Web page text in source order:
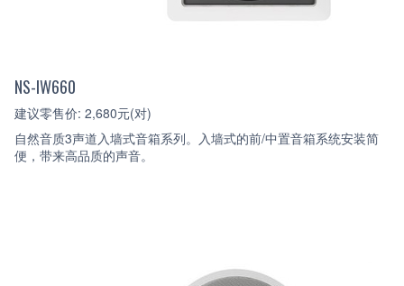
NS-IW660
建议零售价: 2,680元(对)
自然音质3声道入墙式音箱系列。入墙式的前/中置音箱系统安装简
便，带来高品质的声音。